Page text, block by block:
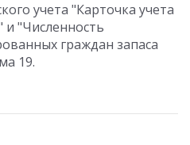
учета "Карточка учета
и "Численность
граждан запаса
19.